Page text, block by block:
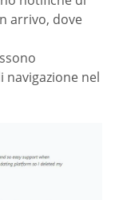
arrivo, dove
nel